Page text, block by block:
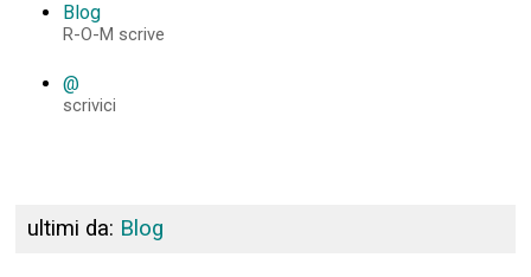
Blog
R-O-M scrive
@
scrivici
ultimi da: Blog